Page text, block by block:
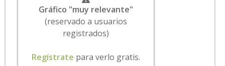
Gráfico "muy relevante"
(reservado a usuarios
registrados)
Regístrate para verlo gratis.